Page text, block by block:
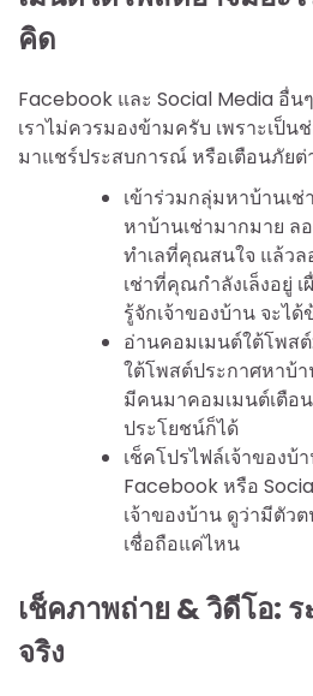
คิด
Facebook และ Social Media อื่
เราไม่ควรมองข้ามครับ เพราะเป็น
มาแชร์ประสบการณ์ หรือเตือนภัยต่
เข้าร่วมกลุ่มหาบ้านเ
หาบ้านเช่ามากมาย ล
ทำเลที่คุณสนใจ แล้วล
เช่าที่คุณกำลังเล็งอยู่
รู้จักเจ้าของบ้าน จะไ
อ่านคอมเมนต์ใต้โพส
ใต้โพสต์ประกาศหาบ้
มีคนมาคอมเมนต์เตือ
ประโยชน์ก็ได้
เช็คโปรไฟล์เจ้าของบ้
Facebook หรือ
เจ้าของบ้าน ดูว่ามีตัว
เชื่อถือแค่ไหน
เช็คภาพถ่าย & วิดีโอ:
จริง